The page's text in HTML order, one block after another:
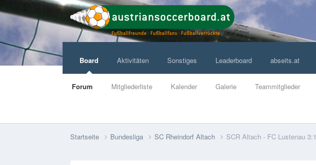
Board
Forum Mitgliederliste Kalender Galerie Teammitglieder
Aktivitäten Sonstiges Leaderboard abseits.at
Startseite Bundesliga SC Rheindorf Altach SCR Altach - FC Lustenau 3:1